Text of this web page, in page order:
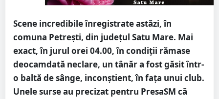
Scene incredibile înregistrate astăzi, în
comuna Petrești, din județul Satu Mare. Mai
exact, în jurul orei 04.00, în condiții rămase
deocamdată neclare, un tânăr a fost găsit într-
o baltă de sânge, inconștient, în fața unui club.
Unele surse au precizat pentru PresaSM că